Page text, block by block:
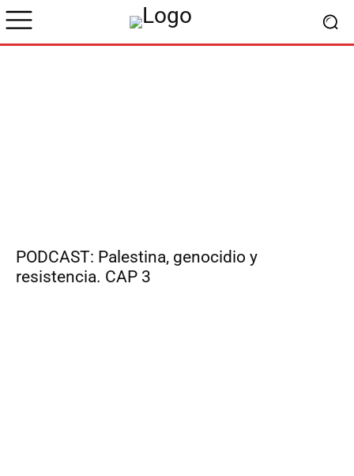
PODCAST: Palestina, genocidio y
resistencia. CAP 3